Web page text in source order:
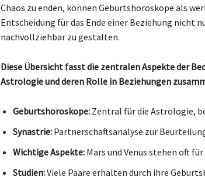
Chaos zu enden, können Geburtshoroskope als
Entscheidung für das Ende einer Beziehung nicht
nachvollziehbar zu gestalten.
Diese Übersicht fasst die zentralen Aspekte der
Astrologie und deren Rolle in Beziehungen
Geburtshoroskope:Zentral für die Astrologie,
Synastrie:Partnerschaftsanalyse zur
Wichtige Aspekte:Mars und Venus stehen oft
Studien:Viele Paare erhalten durch ihre